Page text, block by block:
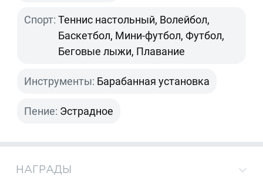
Спорт: Теннис настольный, Волейбол,
Баскетбол, Мини-футбол, Футбол,
Беговые лыжи, Плавание
Инструменты: Барабанная установка
Пение: Эстрадное
НАГРАДЫ